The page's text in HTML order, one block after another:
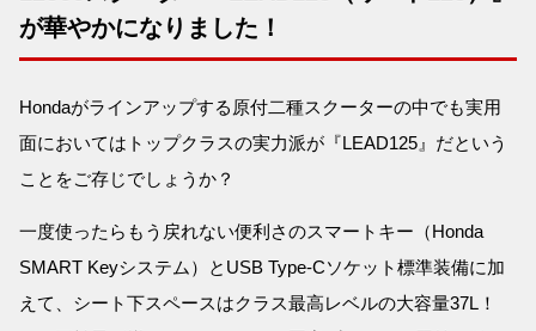
が華やかになりました！
Hondaがラインアップする原付二種スクーターの中でも実用
面においてはトップクラスの実力派が『LEAD125』だという
ことをご存じでしょうか？
一度使ったらもう戻れない便利さのスマートキー（Honda
SMART Keyシステム）とUSB Type-Cソケット標準装備に加
えて、シート下スペースはクラス最高レベルの大容量37L！